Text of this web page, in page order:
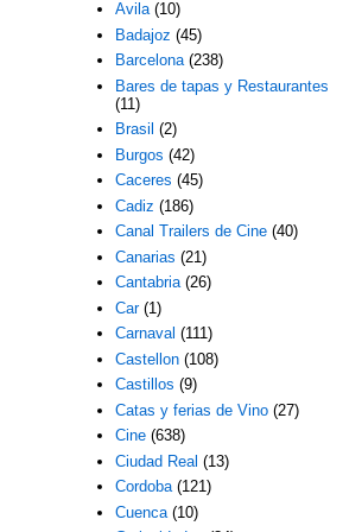
Avila (10)
Badajoz (45)
Barcelona (238)
Bares de tapas y Restaurantes
(11)
Brasil (2)
Burgos (42)
Caceres (45)
Cadiz (186)
Canal Trailers de Cine (40)
Canarias (21)
Cantabria (26)
Car (1)
Carnaval (111)
Castellon (108)
Castillos (9)
Catas y ferias de Vino (27)
Cine (638)
Ciudad Real (13)
Cordoba (121)
Cuenca (10)